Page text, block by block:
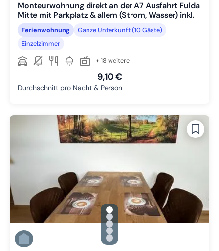
Monteurwohnung direkt an der A7 Ausfahrt Fulda
Mitte mit Parkplatz & allem (Strom, Wasser) inkl.
Ferienwohnung
Ganze Unterkunft (10 Gäste)
Einzelzimmer
+ 18 weitere
9,10 €
Durchschnitt pro Nacht & Person
gallery.slide_selector
Zu Slide 1 wechseln
Zu Slide 2 wechseln
Zu Slide 3 wechseln
Zu Slide 4 wechseln
Zu Slide 5 wechseln